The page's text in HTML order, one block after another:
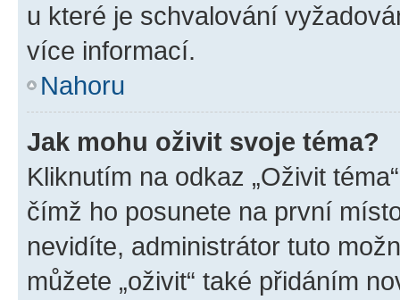
u které je schvalování
více informací.
Nahoru
Jak mohu oživit svoje téma?
Kliknutím na odkaz „Oživit
čímž ho posunete na první
nevidíte, administrátor tuto
můžete „oživit“ také přidáním